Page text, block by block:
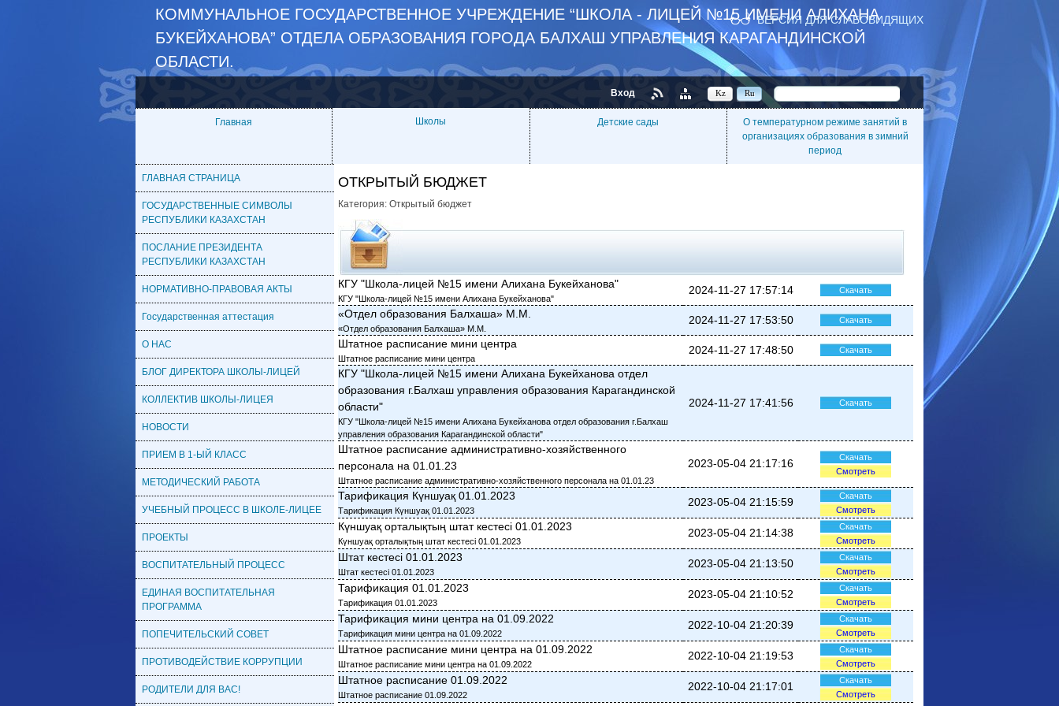
КОММУНАЛЬНОЕ ГОСУДАРСТВЕННОЕ УЧРЕЖДЕНИЕ “ШКОЛА - ЛИЦЕЙ №15 ИМЕНИ АЛИХАНА
БУКЕЙХАНОВА” ОТДЕЛА ОБРАЗОВАНИЯ ГОРОДА БАЛХАШ УПРАВЛЕНИЯ КАРАГАНДИНСКОЙ
ОБЛАСТИ.
ВЕРСИЯ ДЛЯ СЛАБОВИДЯЩИХ
Ru
Kz
Вход
Главная Школы Детские сады
О температурном режиме занятий в
организациях образования в зимний
период
ГЛАВНАЯ СТРАНИЦА
ГОСУДАРСТВЕННЫЕ СИМВОЛЫ
РЕСПУБЛИКИ КАЗАХСТАН
ПОСЛАНИЕ ПРЕЗИДЕНТА
РЕСПУБЛИКИ КАЗАХСТАН
НОРМАТИВНО-ПРАВОВАЯ АКТЫ
Государственная аттестация
О НАС
БЛОГ ДИРЕКТОРА ШКОЛЫ-ЛИЦЕЙ
КОЛЛЕКТИВ ШКОЛЫ-ЛИЦЕЯ
НОВОСТИ
ПРИЕМ В 1-ЫЙ КЛАСС
МЕТОДИЧЕСКИЙ РАБОТА
УЧЕБНЫЙ ПРОЦЕСС В ШКОЛЕ-ЛИЦЕЕ
ПРОЕКТЫ
ВОСПИТАТЕЛЬНЫЙ ПРОЦЕСС
ЕДИНАЯ ВОСПИТАТЕЛЬНАЯ
ПРОГРАММА
ПОПЕЧИТЕЛЬСКИЙ СОВЕТ
ПРОТИВОДЕЙСТВИЕ КОРРУПЦИИ
РОДИТЕЛИ ДЛЯ ВАС!
ОТКРЫТЫЙ БЮДЖЕТ
Категория: Открытый бюджет
КГУ "Школа-лицей №15 имени Алихана Букейханова"
КГУ "Школа-лицей №15 имени Алихана Букейханова"
2024-11-27 17:57:14 Скачать
«Отдел образования Балхаша» М.М.
«Отдел образования Балхаша» М.М.
2024-11-27 17:53:50 Скачать
Штатное расписание мини центра
Штатное расписание мини центра
2024-11-27 17:48:50 Скачать
КГУ "Школа-лицей №15 имени Алихана Букейханова отдел
образования г.Балхаш управления образования Карагандинской
области"
КГУ "Школа-лицей №15 имени Алихана Букейханова отдел образования г.Балхаш
управления образования Карагандинской области"
2024-11-27 17:41:56 Скачать
Штатное расписание административно-хозяйственного
персонала на 01.01.23
Штатное расписание административно-хозяйственного персонала на 01.01.23
2023-05-04 21:17:16
Скачать
Смотреть
Тарификация Күншуақ 01.01.2023
Тарификация Күншуақ 01.01.2023
2023-05-04 21:15:59
Скачать
Смотреть
Күншуақ орталықтың штат кестесі 01.01.2023
Күншуақ орталықтың штат кестесі 01.01.2023
2023-05-04 21:14:38
Скачать
Смотреть
Штат кестесі 01.01.2023
Штат кестесі 01.01.2023
2023-05-04 21:13:50
Скачать
Смотреть
Тарификация 01.01.2023
Тарификация 01.01.2023
2023-05-04 21:10:52
Скачать
Смотреть
Тарификация мини центра на 01.09.2022
Тарификация мини центра на 01.09.2022
2022-10-04 21:20:39
Скачать
Смотреть
Штатное расписание мини центра на 01.09.2022
Штатное расписание мини центра на 01.09.2022
2022-10-04 21:19:53
Скачать
Смотреть
Штатное расписание 01.09.2022
Штатное расписание 01.09.2022
2022-10-04 21:17:01
Скачать
Смотреть